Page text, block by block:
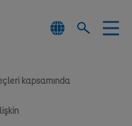
kapsamında